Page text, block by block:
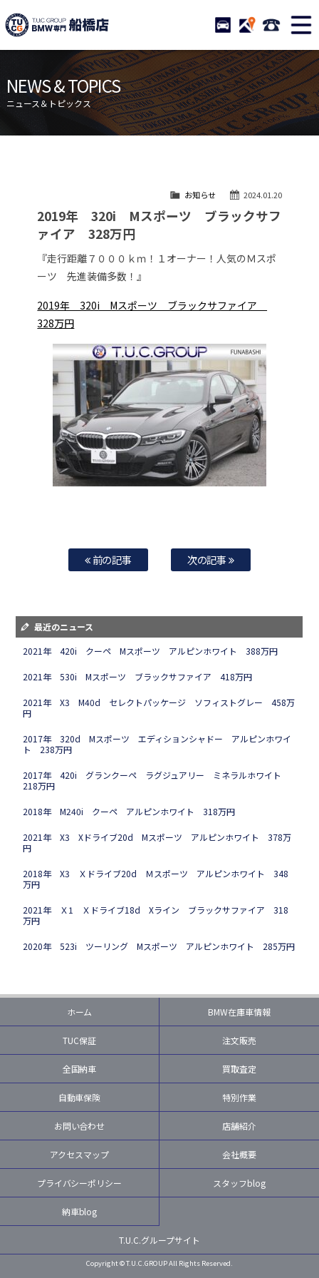
TUCグループ BMW専門 船
STOCK ACCESS 047-
ニュース
在庫リスト
目玉車両一覧
店舗紹介
保証＆サービス
アクセスマップ
自動車保険
TUCとは？
納車blog
スタッフblog
会社概要
NEWS & TOPICS
ニュース＆トピックス
2024.01.20
お知らせ
2019年 320i Mスポーツ ブラックサフ
ァイア 328万円
『走行距離７０００ｋｍ！１オーナー！人気のＭスポ
ーツ 先進装備多数！』
2019年 320i Mスポーツ ブラックサファイア
328万円
前の記事 次の記事
最近のニュース
2021年 420i クーペ Mスポーツ アルピンホワイト 388万円
2021年 530i Mスポーツ ブラックサファイア 418万円
2021年 X3 M40d セレクトパッケージ ソフィストグレー 458万
円
2017年 320d Mスポーツ エディションシャドー アルピンホワイ
ト 238万円
2017年 420i グランクーペ ラグジュアリー ミネラルホワイト
218万円
2018年 M240i クーペ アルピンホワイト 318万円
2021年 X3 Xドライブ20d Mスポーツ アルピンホワイト 378万
円
2018年 X3 Ｘドライブ20d Ｍスポーツ アルピンホワイト 348
万円
2021年 Ｘ1 Ｘドライブ18d Xライン ブラックサファイア 318
万円
2020年 523i ツーリング Mスポーツ アルピンホワイト 285万円
ホーム BMW在庫車情報
TUC保証 注文販売
全国納車 買取査定
自動車保険 特別作業
お問い合わせ 店舗紹介
アクセスマップ 会社概要
プライバシーポリシー スタッフblog
納車blog
T.U.C.グループサイト
Copyright © T.U.C.GROUP All Rights Reserved.